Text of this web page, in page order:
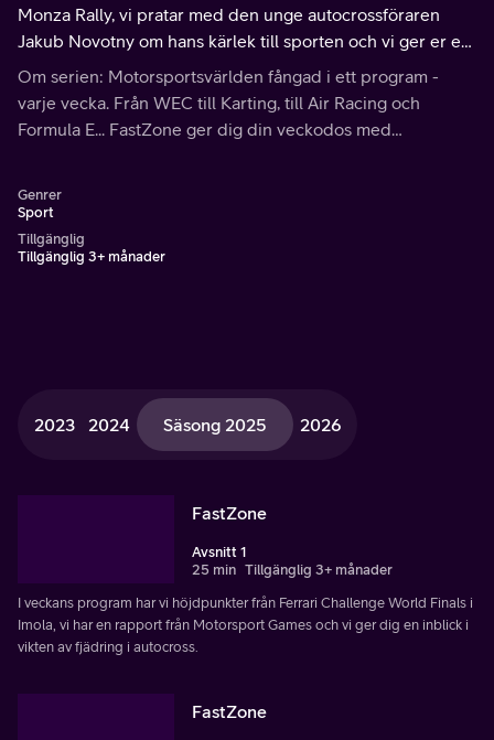
Monza Rally, vi pratar med den unge autocrossföraren
Jakub Novotny om hans kärlek till sporten och vi ger er en
inblick i däckens betydelse inom truckracing.
Om serien: Motorsportsvärlden fångad i ett program -
varje vecka. Från WEC till Karting, till Air Racing och
Formula E... FastZone ger dig din veckodos med
Genrer
Sport
Tillgänglig
Tillgänglig 3+ månader
2023 2024 Säsong 2025 2026
FastZone
Avsnitt 1
25 min Tillgänglig 3+ månader
I veckans program har vi höjdpunkter från Ferrari Challenge World Finals i
Imola, vi har en rapport från Motorsport Games och vi ger dig en inblick i
vikten av fjädring i autocross.
FastZone